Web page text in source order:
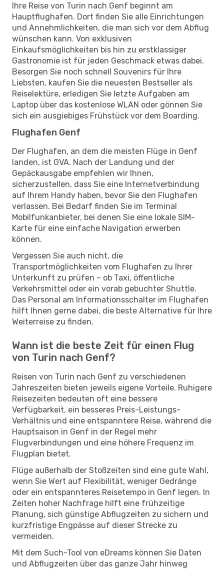
Ihre Reise von Turin nach Genf beginnt am
Hauptflughafen. Dort finden Sie alle Einrichtungen
und Annehmlichkeiten, die man sich vor dem Abflug
wünschen kann. Von exklusiven
Einkaufsmöglichkeiten bis hin zu erstklassiger
Gastronomie ist für jeden Geschmack etwas dabei.
Besorgen Sie noch schnell Souvenirs für Ihre
Liebsten, kaufen Sie die neuesten Bestseller als
Reiselektüre, erledigen Sie letzte Aufgaben am
Laptop über das kostenlose WLAN oder gönnen Sie
sich ein ausgiebiges Frühstück vor dem Boarding.
Flughafen Genf
Der Flughafen, an dem die meisten Flüge in Genf
landen, ist GVA. Nach der Landung und der
Gepäckausgabe empfehlen wir Ihnen,
sicherzustellen, dass Sie eine Internetverbindung
auf Ihrem Handy haben, bevor Sie den Flughafen
verlassen. Bei Bedarf finden Sie im Terminal
Mobilfunkanbieter, bei denen Sie eine lokale SIM-
Karte für eine einfache Navigation erwerben
können.
Vergessen Sie auch nicht, die
Transportmöglichkeiten vom Flughafen zu Ihrer
Unterkunft zu prüfen – ob Taxi, öffentliche
Verkehrsmittel oder ein vorab gebuchter Shuttle.
Das Personal am Informationsschalter im Flughafen
hilft Ihnen gerne dabei, die beste Alternative für Ihre
Weiterreise zu finden.
Wann ist die beste Zeit für einen Flug
von Turin nach Genf?
Reisen von Turin nach Genf zu verschiedenen
Jahreszeiten bieten jeweils eigene Vorteile. Ruhigere
Reisezeiten bedeuten oft eine bessere
Verfügbarkeit, ein besseres Preis-Leistungs-
Verhältnis und eine entspanntere Reise, während die
Hauptsaison in Genf in der Regel mehr
Flugverbindungen und eine höhere Frequenz im
Flugplan bietet.
Flüge außerhalb der Stoßzeiten sind eine gute Wahl,
wenn Sie Wert auf Flexibilität, weniger Gedränge
oder ein entspannteres Reisetempo in Genf legen. In
Zeiten hoher Nachfrage hilft eine frühzeitige
Planung, sich günstige Abflugzeiten zu sichern und
kurzfristige Engpässe auf dieser Strecke zu
vermeiden.
Mit dem Such-Tool von eDreams können Sie Daten
und Abflugzeiten über das ganze Jahr hinweg